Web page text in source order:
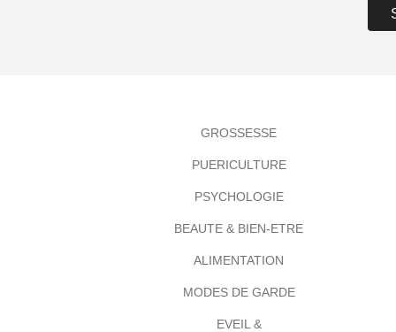
GROSSESSE
PUERICULTURE
PSYCHOLOGIE
BEAUTE & BIEN-ETRE
ALIMENTATION
MODES DE GARDE
EVEIL &